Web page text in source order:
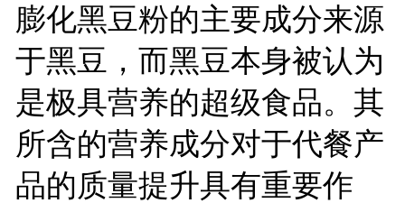
膨化黑豆粉的主要成分来源
于黑豆，而黑豆本身被认为
是极具营养的超级食品。其
所含的营养成分对于代餐产
品的质量提升具有重要作